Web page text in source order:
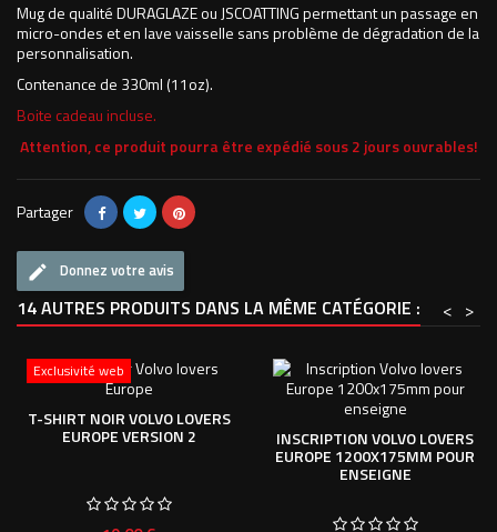
Mug de qualité DURAGLAZE ou JSCOATTING permettant un passage en
micro-ondes et en lave vaisselle sans problème de dégradation de la
personnalisation.
Contenance de 330ml (11oz).
Boite cadeau incluse.
Attention, ce produit pourra être expédié sous 2 jours ouvrables!
Partager
Donnez votre avis
14 AUTRES PRODUITS DANS LA MÊME CATÉGORIE : >
<
Exclusivité web
T-SHIRT NOIR VOLVO LOVERS
EUROPE VERSION 2 INSCRIPTION VOLVO LOVERS
EUROPE 1200X175MM POUR
ENSEIGNE